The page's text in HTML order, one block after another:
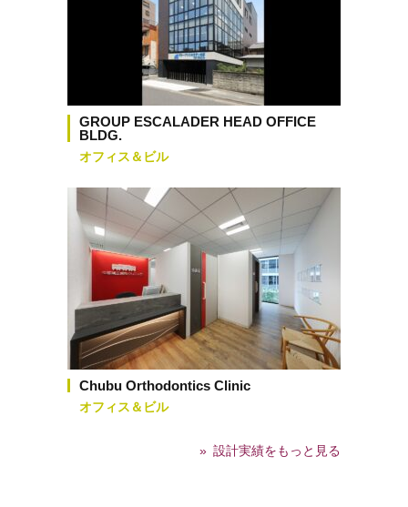
GROUP ESCALADER HEAD OFFICE
BLDG.
オフィス＆ビル
Chubu Orthodontics Clinic
オフィス＆ビル
設計実績をもっと見る